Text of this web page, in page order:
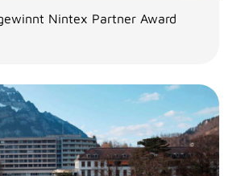
Nintex Partner Award